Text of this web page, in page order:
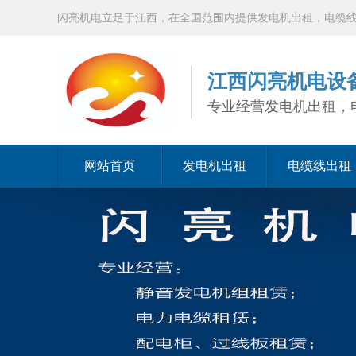
闪亮机电立足于江西，在全国范围内提供发电机出租，电缆
江西闪亮机电设
专业经营发电机出租
网站首页 发电机出租 电缆线出租